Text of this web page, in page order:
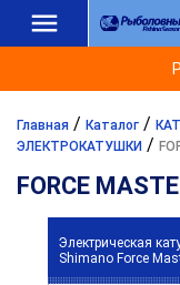
Главная / Каталог /
ЭЛЕКТРОКАТУШКИ /
FORCE
Электрическая
Shimano Force